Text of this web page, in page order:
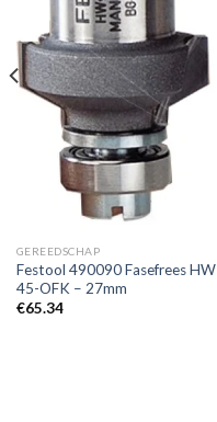
GEREEDSCHAP
Festool 490090 Fasefrees HW
45-OFK – 27mm
€65.34